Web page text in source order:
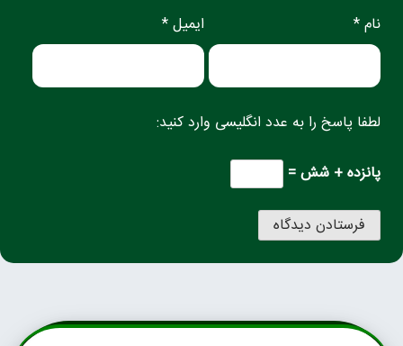
نام * ایمیل *
لطفا پاسخ را به عدد انگلیسی وارد کنید:
پانزده + شش =